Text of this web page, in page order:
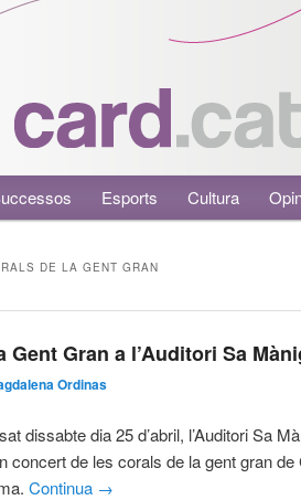
Esports Cultura
DE LA GENT GRAN
Gent Gran a l’Auditori Sa
Ordinas
dissabte dia 25 d’abril, l’Auditori Sa
concert de les corals de la gent gran
Continua →